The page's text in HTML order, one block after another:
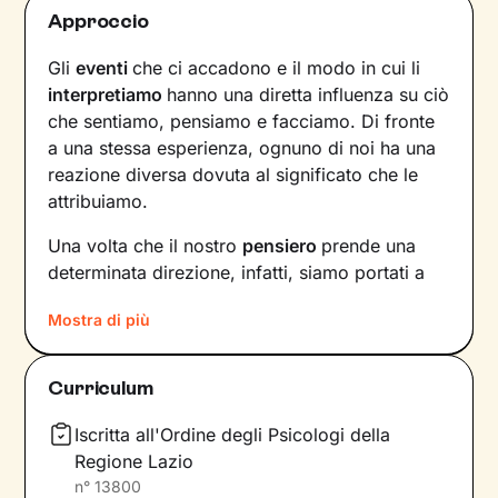
Approccio
Glieventiche ci accadono e il modo in cui li
interpretiamo hanno una diretta influenza su ciò
che sentiamo, pensiamo e facciamo. Di fronte
a una stessa esperienza, ognuno di noi ha una
reazione diversa dovuta al significato che le
attribuiamo.
Una volta che il nostro pensiero prende una
determinata direzione, infatti, siamo portati a
modi che possono ostacolare il nostro
benessere.
Per interrompere questo circolo vizioso e
innescare un cambiamento positivo
, è
necessario individuare pensieri e
comportamenti che causano emozioni
Mostra di più
Curriculum
Iscritta all'Ordine degli Psicologi della
Regione Lazio
n° 13800